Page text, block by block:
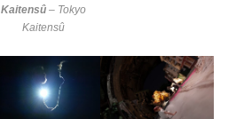
Kaitensû – Tokyo
Kaitensû